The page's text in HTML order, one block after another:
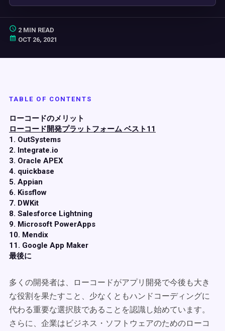
2 MIN READ
OCT 26, 2021
TABLE OF CONTENTS
ローコードのメリット
ローコード開発プラットフォーム ベスト11
1. OutSystems
2. Integrate.io
3. Oracle APEX
4. quickbase
5. Appian
6. Kissflow
7. DWKit
8. Salesforce Lightning
9. Microsoft PowerApps
10. Mendix
11. Google App Maker
最後に
多くの開発者は、ローコードがアプリ開発で今後も大き
な役割を果たすこと、少なくともハンドコーディングに
代わる重要な選択肢であることを認識し始めています。
さらに、企業はビジネス・ソフトウェアのためのローコ